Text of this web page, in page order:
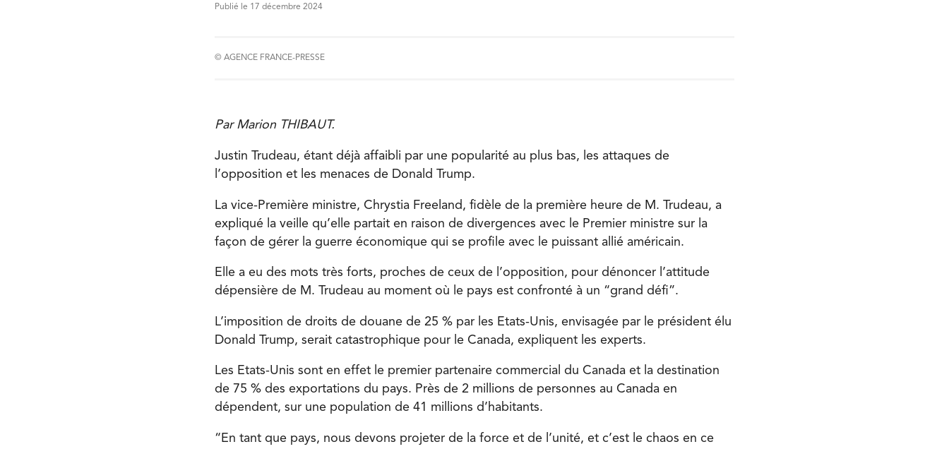
Publié le 17 décembre 2024
© AGENCE FRANCE-PRESSE
Par Marion THIBAUT.
Justin Trudeau, étant déjà affaibli par une popularité au plus bas, les attaques de
l’opposition et les menaces de Donald Trump.
La vice-Première ministre, Chrystia Freeland, fidèle de la première heure de M. Trudeau, a
expliqué la veille qu’elle partait en raison de divergences avec le Premier ministre sur la
façon de gérer la guerre économique qui se profile avec le puissant allié américain.
Elle a eu des mots très forts, proches de ceux de l’opposition, pour dénoncer l’attitude
dépensière de M. Trudeau au moment où le pays est confronté à un “grand défi”.
L’imposition de droits de douane de 25 % par les Etats-Unis, envisagée par le président élu
Donald Trump, serait catastrophique pour le Canada, expliquent les experts.
Les Etats-Unis sont en effet le premier partenaire commercial du Canada et la destination
de 75 % des exportations du pays. Près de 2 millions de personnes au Canada en
dépendent, sur une population de 41 millions d’habitants.
“En tant que pays, nous devons projeter de la force et de l’unité, et c’est le chaos en ce